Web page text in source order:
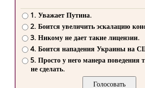
1. Уважает Путина.
2. Боится увеличить эскалацию
3. Никому не дает такие лицензии.
4. Боится нападения Украины на
5. Просто у него манера поведения
не сделать.